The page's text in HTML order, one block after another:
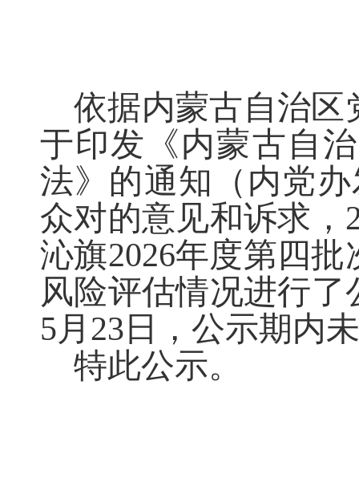
依据内蒙古自治区
于印发《内蒙古自
法》的通知（内党
众对的意见和诉求，
沁旗2026年度第四
风险评估情况进行了
5月23日，公示期内
特此公示。